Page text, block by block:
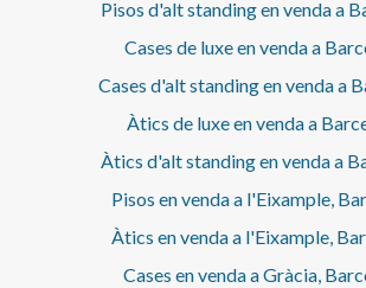
recentment reformada, àmplia i amb
l'arquitectura clàssica, els detalls
distribució còmoda en una de les zones
Barcelona. Descobreix aquest habitatge
Real Estate i contacta amb el nostre
una visita.* En compliment de la Llei 12/
18/2007 informem que:Aquest immoble
d'índex R.P.LL. Respecte a la present
lloguer.No consta cap contracte
d'habitatge en els darrers 5 anys.Aquest
Pisos d'alt standing en venda a
Cases de luxe en venda a
Cases d'alt standing en venda a
Àtics de luxe en venda a
Àtics d'alt standing en venda a
Pisos en venda a l'Eixample,
Àtics en venda a l'Eixample,
Cases en venda a Gràcia,